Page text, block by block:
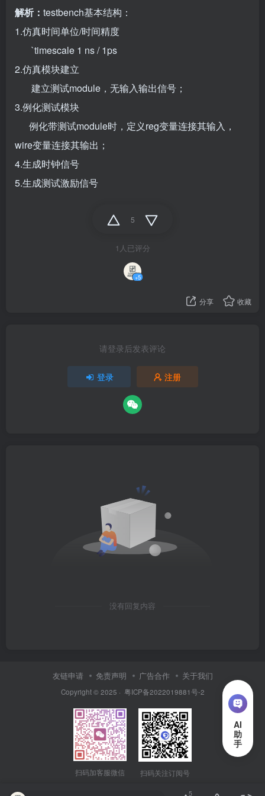
解析： testbench基本结构：
1.仿真时间单位/时间精度
`timescale 1 ns / 1ps
2.仿真模块建立
建立测试module，无输入输出信号；
3.例化测试模块
例化带测试module时，定义reg变量连接其输入，
wire变量连接其输出；
4.生成时钟信号
5.生成测试激励信号
5
1人已评分
+5
分享 收藏
请登录后发表评论
登录 注册
没有回复内容
友链申请 免责声明 广告合作 关于我们
Copyright © 2025 · 粤ICP备2022019881号-2
扫码加客服微信 扫码关注订阅号
5